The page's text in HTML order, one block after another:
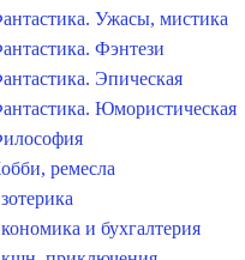
Ужасы, мистика
Фэнтези
Эпическая
Юмористическая
ремесла
и бухгалтерия